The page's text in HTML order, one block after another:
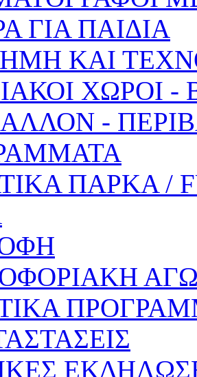
ΓΙΑ ΠΑΙΔΙΑ
ΚΑΙ
ΧΩΡΟΙ
-
ΠΑΡΚΑ /